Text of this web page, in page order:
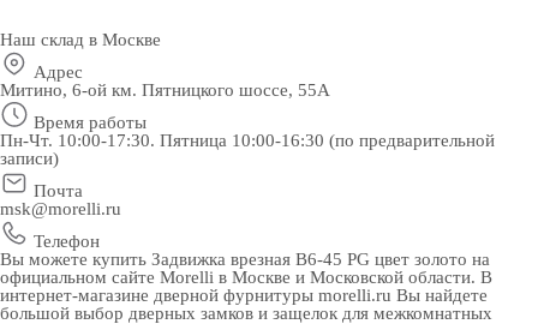
Наш склад в Москве
Адрес
Митино, 6-ой км. Пятницкого шоссе, 55А
Время работы
Пн-Чт. 10:00-17:30. Пятница 10:00-16:30 (по предварительной
записи)
Почта
msk@morelli.ru
Телефон
Вы можете купить Задвижка врезная B6-45 PG цвет золото на
официальном сайте Morelli в Москве и Московской области. В
интернет-магазине дверной фурнитуры morelli.ru Вы найдете
большой выбор дверных замков и защелок для межкомнатных